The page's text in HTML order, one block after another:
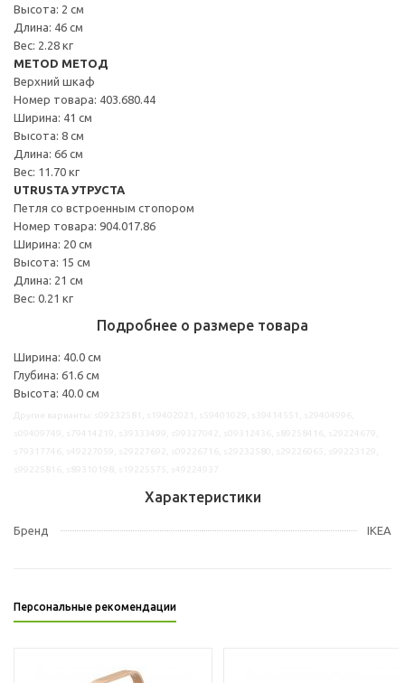
Высота: 2 см
Длина: 46 см
Вес: 2.28 кг
METOD МЕТОД
Верхний шкаф
Номер товара: 403.680.44
Ширина: 41 см
Высота: 8 см
Длина: 66 см
Вес: 11.70 кг
UTRUSTA УТРУСТА
Петля со встроенным стопором
Номер товара: 904.017.86
Ширина: 20 см
Высота: 15 см
Длина: 21 см
Вес: 0.21 кг
Подробнее о размере товара
Ширина: 40.0 см
Глубина: 61.6 см
Высота: 40.0 см
Характеристики
Бренд IKEA
Персональные рекомендации